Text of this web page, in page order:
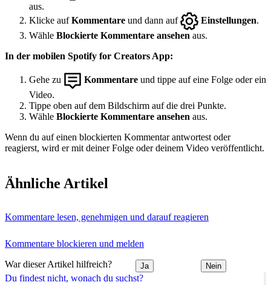
Du findest nicht, wonach du suchst?
aus.
Klicke aufKommentare und dann auf Einstellungen.
Wähle Blockierte Kommentare ansehen aus.
In der mobilen Spotify for Creators App:
Gehe zu Kommentare und tippe auf eine Folge oder ein
Video.
Tippe oben auf dem Bildschirm auf die drei Punkte.
Wähle Blockierte Kommentare ansehen aus.
Wenn du auf einen blockierten Kommentar antwortest oder
reagierst, wird er mit deiner Folge oder deinem Video veröffentlicht.
Ähnliche Artikel
Kommentare lesen, genehmigen und darauf reagieren
Kommentare blockieren und melden
War dieser Artikel hilfreich? Ja Nein